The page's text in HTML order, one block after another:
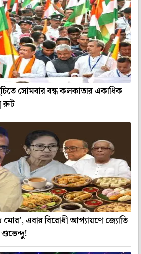
সোমবার বন্ধ কলকাতার একাধিক
রুট
মোর', এবার বিরোধী আপ্যায়ণে জ্যোতি-
শুভেন্দু!